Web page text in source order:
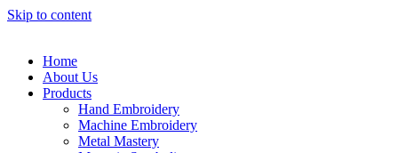
Skip to content
Home
About Us
Products
Hand Embroidery
Machine Embroidery
Metal Mastery